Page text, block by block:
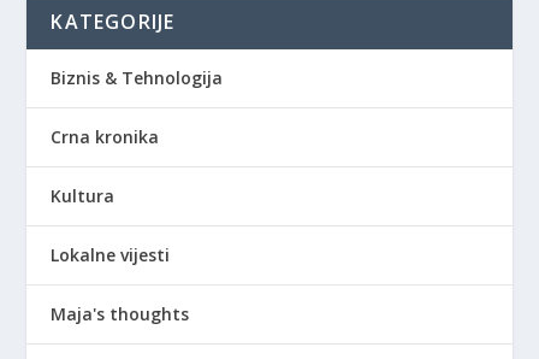
KATEGORIJE
Biznis & Tehnologija
Crna kronika
Kultura
Lokalne vijesti
Maja's thoughts